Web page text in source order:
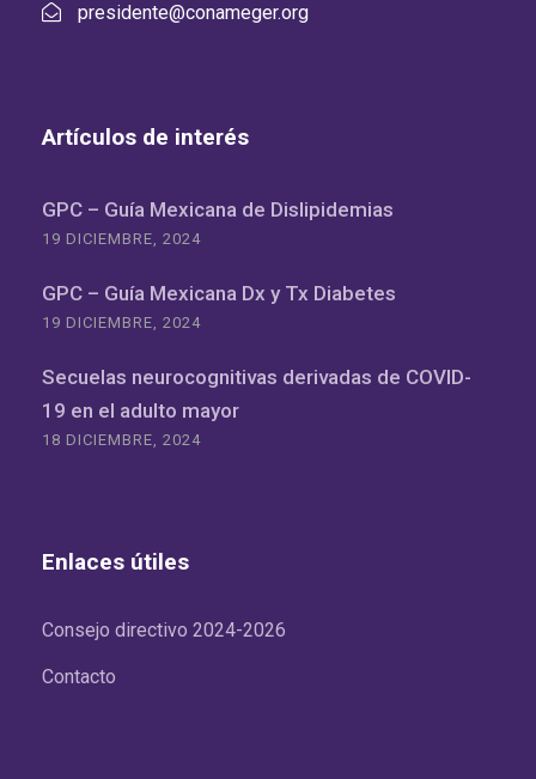
presidente@conameger.org
Artículos de interés
GPC – Guía Mexicana de Dislipidemias
19 DICIEMBRE, 2024
GPC – Guía Mexicana Dx y Tx Diabetes
19 DICIEMBRE, 2024
Secuelas neurocognitivas derivadas de COVID-
19 en el adulto mayor
18 DICIEMBRE, 2024
Enlaces útiles
Consejo directivo 2024-2026
Contacto